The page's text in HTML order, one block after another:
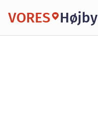
VORES Højby